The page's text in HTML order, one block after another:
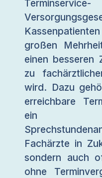
großen
einen besseren
zu
wird. Dazu
erreichbare
ein
Fachärzte in
sondern auch
ohne